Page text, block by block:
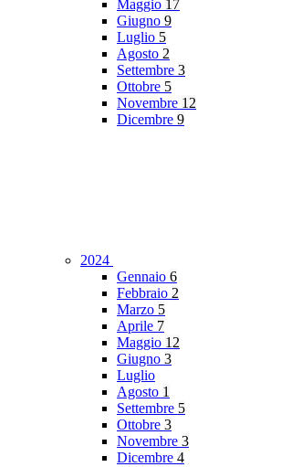
Maggio 17
Giugno 9
Luglio 5
Agosto 2
Settembre 3
Ottobre 5
Novembre 12
Dicembre 9
2024
Gennaio 6
Febbraio 2
Marzo 5
Aprile 7
Maggio 12
Giugno 3
Luglio
Agosto 1
Settembre 5
Ottobre 3
Novembre 3
Dicembre 4